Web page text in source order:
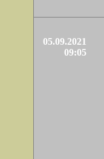
05.09.2021
09:05